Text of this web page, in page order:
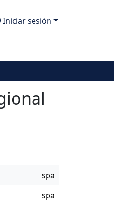
Iniciar sesión
spa
spa